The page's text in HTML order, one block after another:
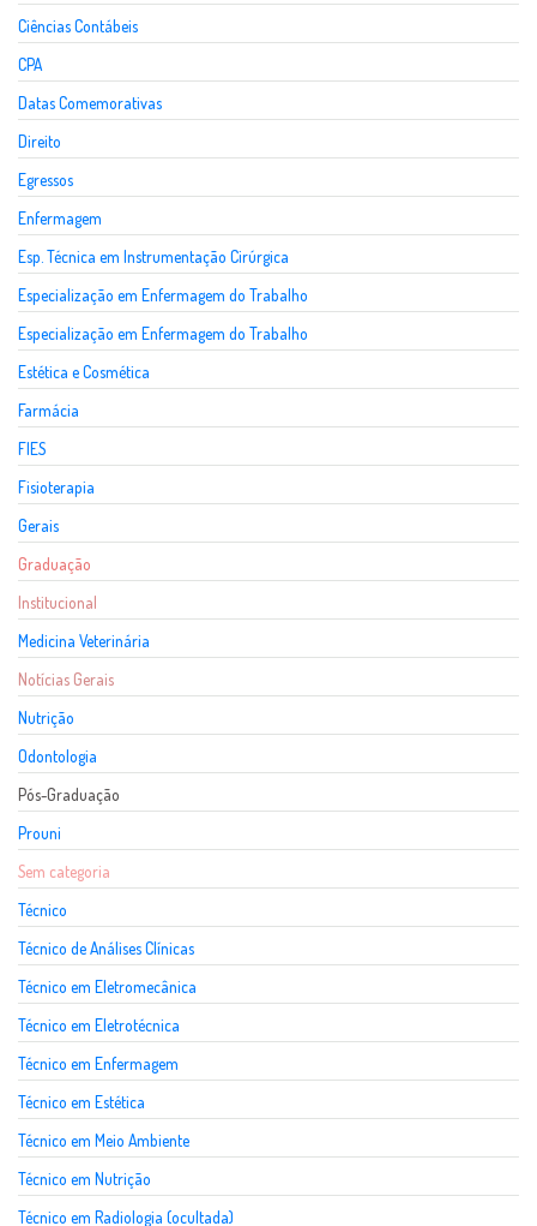
Ciências Contábeis
CPA
Datas Comemorativas
Direito
Egressos
Enfermagem
Esp. Técnica em Instrumentação Cirúrgica
Especialização em Enfermagem do Trabalho
Especialização em Enfermagem do Trabalho
Estética e Cosmética
Farmácia
FIES
Fisioterapia
Gerais
Graduação
Institucional
Medicina Veterinária
Notícias Gerais
Nutrição
Odontologia
Pós-Graduação
Prouni
Sem categoria
Técnico
Técnico de Análises Clínicas
Técnico em Eletromecânica
Técnico em Eletrotécnica
Técnico em Enfermagem
Técnico em Estética
Técnico em Meio Ambiente
Técnico em Nutrição
Técnico em Radiologia (ocultada)